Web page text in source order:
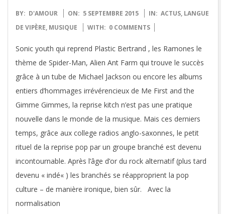
2015-
09-
BY: D'AMOUR ON: 5 SEPTEMBRE 2015 IN: ACTUS, LANGUE
DE VIPÈRE, MUSIQUE WITH: 0 COMMENTS
Sonic youth qui reprend Plastic Bertrand , les Ramones le
thème de Spider-Man, Alien Ant Farm qui trouve le succès
grâce à un tube de Michael Jackson ou encore les albums
entiers d’hommages irrévérencieux de Me First and the
Gimme Gimmes, la reprise kitch n’est pas une pratique
nouvelle dans le monde de la musique. Mais ces derniers
temps, grâce aux college radios anglo-saxonnes, le petit
rituel de la reprise pop par un groupe branché est devenu
incontournable. Après l’âge d’or du rock alternatif (plus tard
devenu « indé« ) les branchés se réapproprient la pop
culture – de manière ironique, bien sûr. Avec la
normalisation